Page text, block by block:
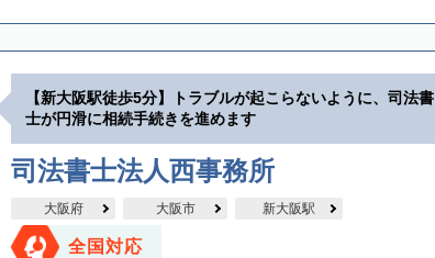
【新大阪駅徒歩5分】トラブルが起こらないように、司法書
士が円滑に相続手続きを進めます
司法書士法人西事務所
大阪府 大阪市 新大阪駅
全国対応